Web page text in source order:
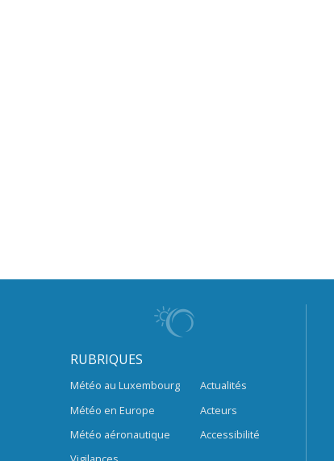
RUBRIQUES
Météo au Luxembourg
Météo en Europe
Météo aéronautique
Actualités
Acteurs
Accessibilité